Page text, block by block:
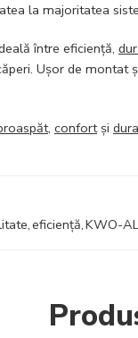
la majoritatea
între eficiență,
Ușor de montat
, confortși
,eficiență,KWO-AL